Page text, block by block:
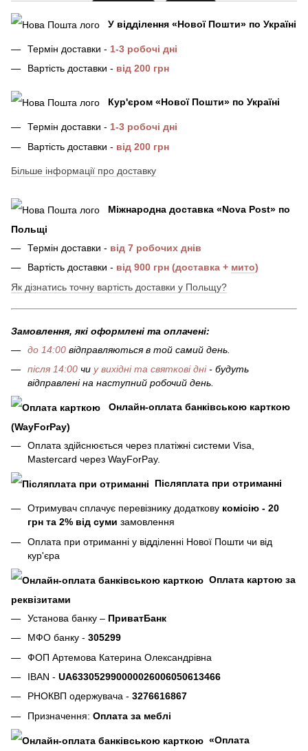
У відділення «Нової Пошти» по Україні
Термін доставки - 1-3 робочі дні
Вартість доставки - від 200 грн
Кур'єром «Нової Пошти» по Україні
Термін доставки - 1-3 робочі дні
Вартість доставки - від 200 грн
Більше інформації про доставку
Міжнародна доставка «Nova Post» по
Польщі
Термін доставки - від 7 робочих днів
Вартість доставки - від 900 грн (доставка + мито)
Як дізнатись точну вартість доставки у Польщу?
Замовлення, які оформлені та оплачені:
до 14:00 відправляються в той самий день.
після 14:00 чи у вихідні та святкові дні- будуть
відправлені на наступний робочий день.
Онлайн-оплата банківською карткою
(WayForPay)
Оплата здійснюється через платіжні системи Visa,
Mastercard через WayForPay.
Післяплата при отриманні
Отримувач сплачує перевізнику додаткову комісію - 20
грн та 2% від суми замовлення
Оплата при отриманні у відділенні Нової Пошти чи від
кур'єра
Оплата картою за
реквізитами
Установа банку – ПриватБанк
МФО банку - 305299
ФОП Артемова Катерина Олександрівна
IBAN - UA633052990000026006050613466
РНОКВП одержувача - 3276616867
Призначення: Оплата за меблі
«Оплата